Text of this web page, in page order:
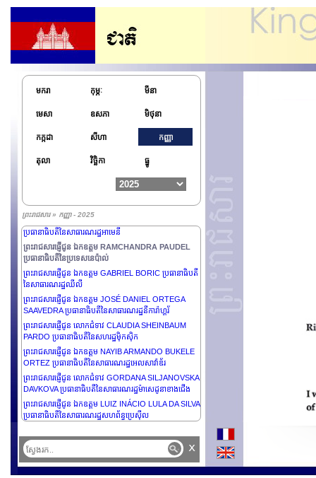
មករា កុម្ភៈ មីនា
មេសា ឧសភា មិថុនា
កក្កដា សីហា កញ្ញា
តុលា វិច្ឆិកា ធ្នូ
ព្រះរាជសារ » កញ្ញា - 2025
ព្រះរាជសារផ្ញើជូន ឯកឧត្តម NIKOS
CHRISTODOULIDES ប្រធានាធិបតីនៃសាធារណរដ្ឋស៊ីប
ព្រះរាជសារផ្ញើជូន ឯកឧត្តម XI JINPING ប្រធានាធិបតីនៃ
សាធារណរដ្ឋប្រជាមានិតចិន
ព្រះរាជសារផ្ញើជូន ឯកឧត្តម DUMA BOKO ប្រធានាធិបតីនៃ
សាធារណរដ្ឋប៊ុតស្វាណា
BERDIMUHAMEDOV ប្រធានាធិបតីនៃប្រទេសតួកម៉េនី
ព្រះរាជសារផ្ញើថ្វាយព្រះករុណា SALMAN BIN ABDULAZIZ
AL SAUD ព្រះមហាក្សត្រនៃព្រះរាជាណាចក្រអារ៉ាប់ប៊ីសាអូឌីត
ព្រះរាជសារផ្ញើជូន លោកជំទាវ MYRIAM SPITERI
DEBONO ប្រធានាធិបតីនៃសាធារណរដ្ឋម៉ាល់តា
ប្រធានាធិបតីអន្តរកាល និងជាប្រមុខរដ្ឋនៃសាធារណរដ្ឋម៉ាលី
ព្រះរាជសារផ្ញើជូន ឯកឧត្តម VAHAGN KHACHATURYAN
ប្រធានាធិបតីនៃសាធារណរដ្ឋអាមេនី
ព្រះរាជសារផ្ញើជូន ឯកឧត្តម RAMCHANDRA PAUDEL
ប្រធានាធិបតីនៃប្រទេសនេប៉ាល់
ព្រះរាជសារផ្ញើជូន ឯកឧត្តម GABRIEL BORIC ប្រធានាធិបតី
នៃសាធារណរដ្ឋឈីលី
ព្រះរាជសារផ្ញើជូន ឯកឧត្តម JOSÉ DANIEL ORTEGA
SAAVEDRA ប្រធានាធិបតីនៃសាធារណរដ្ឋនីការ៉ាហ្គរ័
ព្រះរាជសារផ្ញើជូន លោកជំទាវ CLAUDIA SHEINBAUM
PARDO ប្រធានាធិបតីនៃសហរដ្ឋម៉ិកស៊ិក
ព្រះរាជសារផ្ញើជូន ឯកឧត្តម NAYIB ARMANDO BUKELE
ORTEZ ប្រធានាធិបតីនៃសាធារណរដ្ឋអេលសាវ៉ាឌ័រ
ព្រះរាជសារផ្ញើជូន លោកជំទាវ GORDANA SILJANOVSKA
DAVKOVA ប្រធានាធិបតីនៃសាធារណរដ្ឋម៉ាសេដូនាខាងជើង
ព្រះរាជសារផ្ញើជូន ឯកឧត្តម LUIZ INÁCIO LULA DA SILVA
ប្រធានាធិបតីនៃសាធារណរដ្ឋសហព័ន្ធប្រេស៊ីល
x